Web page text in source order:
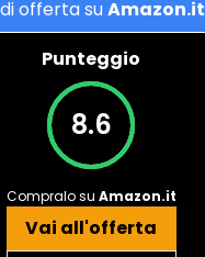
offerta suAmazon.it
Punteggio
8.6
Compralo su Amazon.it
Vai all'offerta